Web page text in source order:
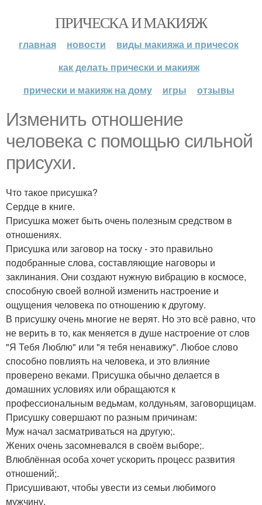
ПРИЧЕСКА И МАКИЯЖ
главная новости
виды макияжа и причесок
как делать прически и макияж
прически и макияж на дому
игры отзывы
Изменить отношение
человека с помощью сильной
присухи.
Что такое присушка?
Сердце в книге.
Присушка может быть очень полезным средством в
отношениях.
Присушка или заговор на тоску - это правильно
подобранные слова, составляющие наговоры и
заклинания. Они создают нужную вибрацию в космосе,
способную своей волной изменить настроение и
ощущения человека по отношению к другому.
В присушку очень многие не верят. Но это всё равно, что
не верить в то, как меняется в душе настроение от слов
"Я Тебя Люблю" или "я тебя ненавижу". Любое слово
способно повлиять на человека, и это влияние
проверено веками. Присушка обычно делается в
домашних условиях или обращаются к
профессиональным ведьмам, колдуньям, заговорщицам.
Присушку совершают по разным причинам:
Муж начал засматриваться на другую;.
Жених очень засомневался в своём выборе;.
Влюблённая особа хочет ускорить процесс развития
отношений;.
Присушивают, чтобы увести из семьи любимого
мужчину.